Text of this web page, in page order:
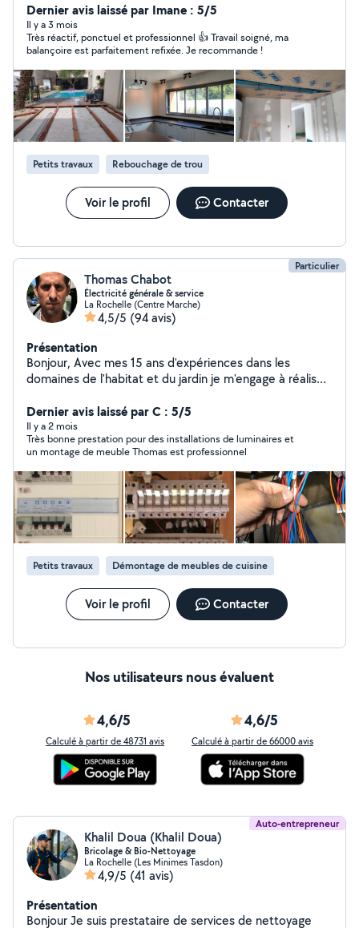
engage à fournir un service exceptionnel au client. -
Travaux de plâtrerie, Peinture (intérieur et extérieur) -
Isolation phonique et acoustique. - Rénovation
d'appartement, de maison et autres bâtiments. - Pose
de revêtement au sol et carrelage. -Soudeur
professionnel: réalisation de terrasse, charpente,
pergola... - Démolition de bâtiment, murs. - Entretien de
toiture Faites-moi part de la nature de votre projet et je
m'efforcerais de trouver la solution la mieux adaptée à
vos besoins. ATTENTION À BIEN REMPLIR LA
CATÉGORIE LORS DE VOTRE DEMANDE SINON JE NE
PEUX PAS VOUS RÉPONDRE
Dernier avis laissé par Imane : 5/5
Il y a 3 mois
Très réactif, ponctuel et professionnel 👍 Travail soigné, ma
balançoire est parfaitement refixée. Je recommande !
Petits travaux Rebouchage de trou
Voir le profil Contacter
Particulier
Thomas Chabot
Électricité générale & service
La Rochelle (Centre Marche)
4,5/5 (94 avis)
Présentation
Bonjour, Avec mes 15 ans d'expériences dans les
domaines de l'habitat et du jardin je m'engage à réaliser
d'activités sont l'électricité et l'entretiens de jardin mais
je ne suis pas fermé à d'autres travaux. A voir. Merci
Dernier avis laissé par C : 5/5
Il y a 2 mois
Très bonne prestation pour des installations de luminaires et
un montage de meuble Thomas est professionnel
Petits travaux Démontage de meubles de cuisine
Voir le profil Contacter
Nos utilisateurs nous évaluent
4,6/5
Calculé à partir de 48731 avis
4,6/5
Calculé à partir de 66000 avis
Auto-entrepreneur
Khalil Doua (Khalil Doua)
Bricolage & Bio-Nettoyage
La Rochelle (Les Minimes Tasdon)
4,9/5 (41 avis)
Présentation
Bonjour Je suis prestataire de services de nettoyage